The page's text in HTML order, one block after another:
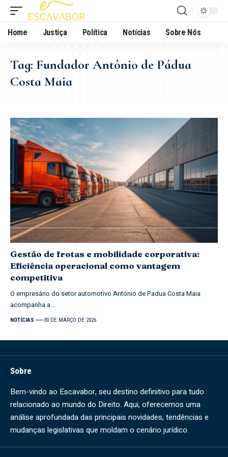
Home Justiça Política Notícias Sobre Nós
Tag:Fundador Antônio de Pádua
Costa Maia
Gestão de frotas e mobilidade corporativa:
Eficiência operacional como vantagem
competitiva
O empresário do setor automotivo Antonio de Padua Costa Maia
acompanha a…
NOTÍCIAS 30 DE MARÇO DE 2026
Sobre
Bem-vindo ao Escavabor, seu destino definitivo para tudo
relacionado ao mundo do Direito. Aqui, oferecemos uma
análise aprofundada das principais novidades, tendências e
mudanças legislativas que moldam o cenário jurídico.